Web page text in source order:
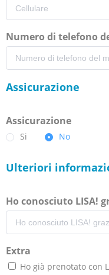
Numero di telefono
Assicurazione
Assicurazione
Si No
Ulteriori
Ho conosciuto LISA!
Extra
Ho già prenotato con